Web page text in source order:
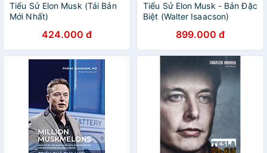
Tiểu Sử Elon Musk (Tái Bản
Mới Nhất)
424.000 đ
Tiểu Sử Elon Musk - Bản Đặc
Biệt (Walter Isaacson)
899.000 đ